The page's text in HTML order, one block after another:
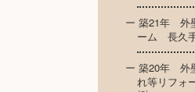
築21年 外
ーム 長久
築20年 外
れ等リフォ